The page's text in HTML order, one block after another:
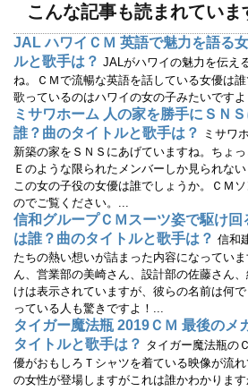
き
ま
す
)
し
い
ウ
ィ
ン
ド
ウ
で
開
き
ま
す
こんな記事も読まれていま
JAL ハワイＣＭ 英語で魅力を語る
ルと歌手は？ JALがハワイの魅力を伝え
ね。ＣＭで流暢な英語を話している女優は
歌っているのはハワイの女の子みたいですよ
ミサワホーム 人の家を勝手にＳＮ
誰？曲のタイトルと歌手は？
ミサワ
新築の家をＳＮＳにあげていますね。ちょ
Ｅのような限られたメンバーしか見られな
この女の子役の女優は誰でしょうか。ＣＭ
のでご覧ください。...
信和グループＣＭスーツ姿で駆け
は誰？曲のタイトルと歌手は？ 信和
たちの熱い想いが詰まった内容になってい
ん、営業部の美崎さん、設計部の佐藤さん
けは表示されていますが、彼らの名前は何
っている人も驚きですよ！...
タイガー魔法瓶 2019ＣＭ 最後のメ
タイトルと歌手は？ タイガー魔法瓶の
優がおもしろＴシャツを着ている映像が流
の女性が登場しますがこれは誰かわかりま